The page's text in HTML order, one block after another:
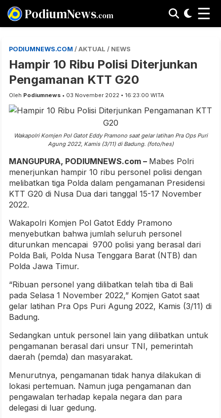
PodiumNews.com ☰
PODIUMNEWS.COM / AKTUAL / NEWS
Hampir 10 Ribu Polisi Diterjunkan
Pengamanan KTT G20
Oleh Podiumnews • 03 November 2022 • 16:23:00 WITA
Wakapolri Komjen Pol Gatot Eddy Pramono saat gelar latihan Pra Ops Puri
Agung 2022, Kamis (3/11) di Badung. (foto/hes)
MANGUPURA, PODIUMNEWS.com – Mabes Polri
menerjunkan hampir 10 ribu personel polisi dengan
melibatkan tiga Polda dalam pengamanan Presidensi
KTT G20 di Nusa Dua dari tanggal 15-17 November
2022.
Wakapolri Komjen Pol Gatot Eddy Pramono
menyebutkan bahwa jumlah seluruh personel
diturunkan mencapai 9700 polisi yang berasal dari
Polda Bali, Polda Nusa Tenggara Barat (NTB) dan
Polda Jawa Timur.
“Ribuan personel yang dilibatkan telah tiba di Bali
pada Selasa 1 November 2022,” Komjen Gatot saat
gelar latihan Pra Ops Puri Agung 2022, Kamis (3/11) di
Badung.
Sedangkan untuk personel lain yang dilibatkan untuk
pengamanan berasal dari unsur TNI, pemerintah
daerah (pemda) dan masyarakat.
Menurutnya, pengamanan tidak hanya dilakukan di
lokasi pertemuan. Namun juga pengamanan dan
pengawalan terhadap kepala negara dan para
delegasi di luar gedung.